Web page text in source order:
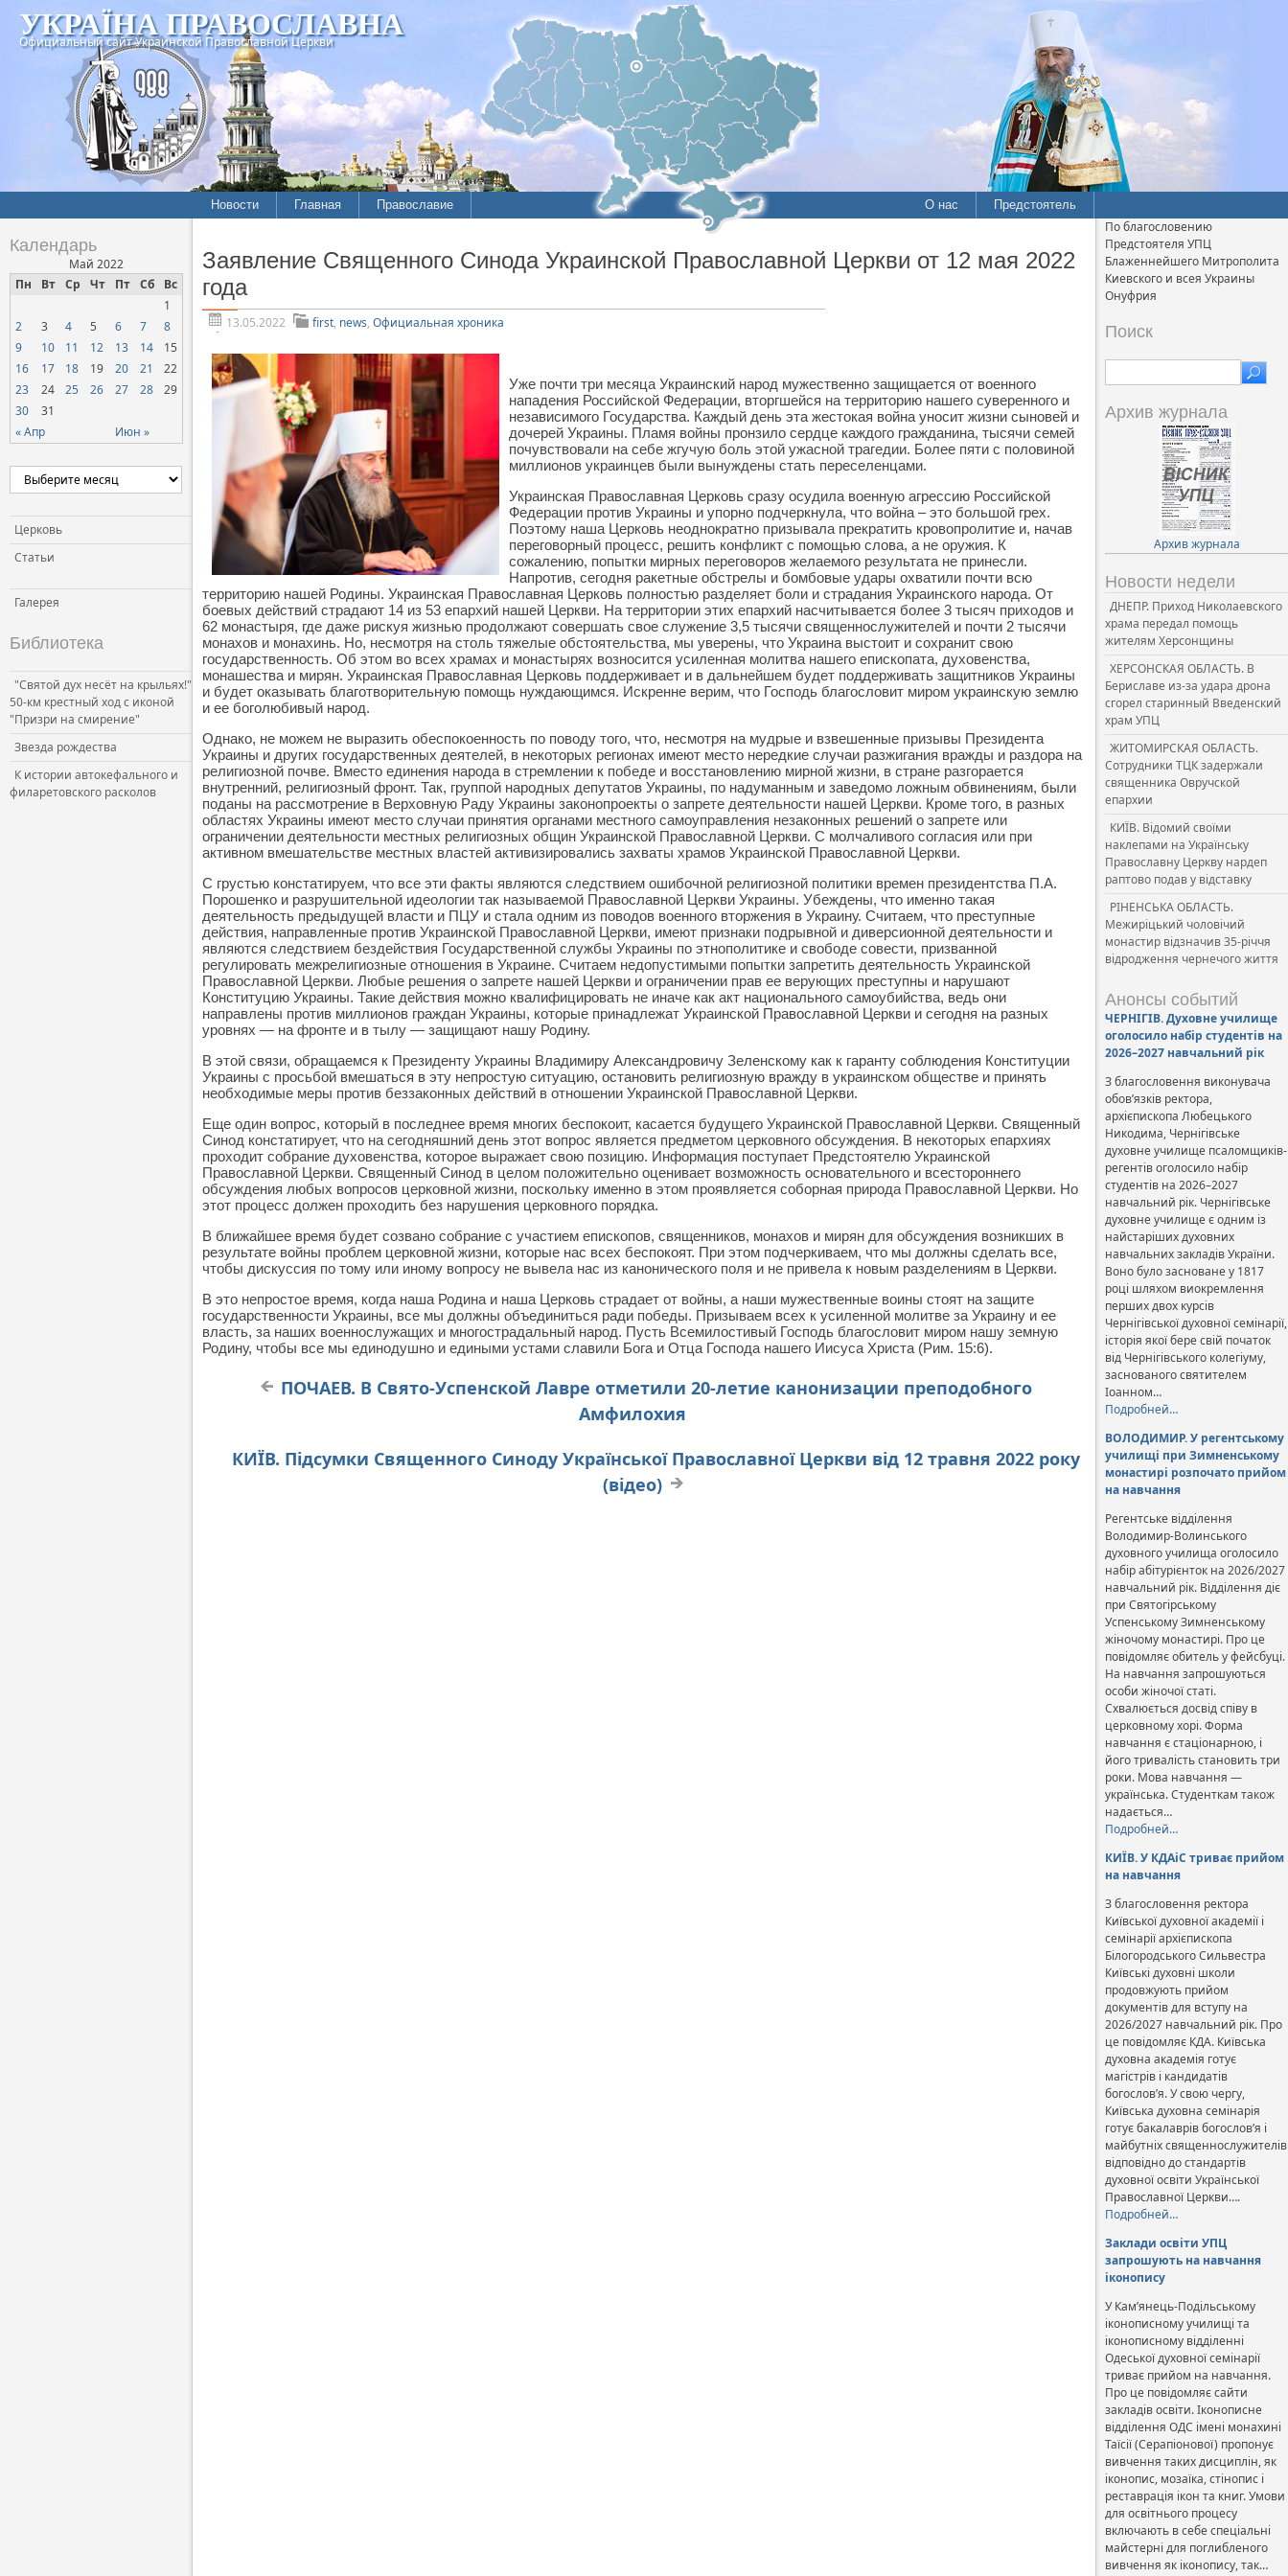
УКРАЇНА ПРАВОСЛАВНА
Официальный сайт Украинской Православной Церкви
Новости
Межконфессиональные
Нарушения прав
верующих
Официальная хроника
Расколы, ереси, секты
СОЦИАЛЬНОЕ
Церковь и власть
Церковь и общество
Церковь и СМИ
Главная Православие
История
Хроники
О нас Предстоятель
Календарь
Май 2022
Пн
Вт Ср Чт Пт Сб Вс
« Апр Июн »
1
2
3 4 5 6 7
8
9
10 11 12 13 14
15
16
17 18 19 20 21
22
23
24 25 26 27 28
29
30
31
Церковь
Статьи
Галерея
Библиотека
"Святой дух несёт на крыльях!"
50-км крестный ход с иконой
"Призри на смирение"
Звезда рождества
К истории автокефального и
филаретовского расколов
Заявление Священного Синода Украинской Православной Церкви от 12 мая 2022
года
13.05.2022 first, news, Официальная хроника
Уже почти три месяца Украинский народ мужественно защищается от военного
нападения Российской Федерации, вторгшейся на территорию нашего суверенного и
независимого Государства. Каждый день эта жестокая война уносит жизни сыновей и
дочерей Украины. Пламя войны пронзило сердце каждого гражданина, тысячи семей
почувствовали на себе жгучую боль этой ужасной трагедии. Более пяти с половиной
миллионов украинцев были вынуждены стать переселенцами.
Украинская Православная Церковь сразу осудила военную агрессию Российской
Федерации против Украины и упорно подчеркнула, что война – это большой грех.
Поэтому наша Церковь неоднократно призывала прекратить кровопролитие и, начав
переговорный процесс, решить конфликт с помощью слова, а не оружия. К
сожалению, попытки мирных переговоров желаемого результата не принесли.
Напротив, сегодня ракетные обстрелы и бомбовые удары охватили почти всю
территорию нашей Родины. Украинская Православная Церковь полностью разделяет боли и страдания Украинского народа. От
боевых действий страдают 14 из 53 епархий нашей Церкви. На территории этих епархий насчитывается более 3 тысяч приходов и
62 монастыря, где даже рискуя жизнью продолжают совершать свое служение 3,5 тысячи священнослужителей и почти 2 тысячи
монахов и монахинь. Но, несмотря на столь тяжелые обстоятельства, мы уверены, что Украина выстоит и сохранит свою
государственность. Об этом во всех храмах и монастырях возносится усиленная молитва нашего епископата, духовенства,
монашества и мирян. Украинская Православная Церковь поддерживает и в дальнейшем будет поддерживать защитников Украины
и будет оказывать благотворительную помощь нуждающимся. Искренне верим, что Господь благословит миром украинскую землю
и ее боголюбивый народ.
Однако, не можем не выразить обеспокоенность по поводу того, что, несмотря на мудрые и взвешенные призывы Президента
Украины и других государственных деятелей, в некоторых регионах имеют место нередкие случаи разжигания вражды и раздора на
религиозной почве. Вместо единения народа в стремлении к победе и восстановлению мирной жизни, в стране разгорается
внутренний, религиозный фронт. Так, группой народных депутатов Украины, по надуманным и заведомо ложным обвинениям, были
поданы на рассмотрение в Верховную Раду Украины законопроекты о запрете деятельности нашей Церкви. Кроме того, в разных
областях Украины имеют место случаи принятия органами местного самоуправления незаконных решений о запрете или
ограничении деятельности местных религиозных общин Украинской Православной Церкви. С молчаливого согласия или при
активном вмешательстве местных властей активизировались захваты храмов Украинской Православной Церкви.
С грустью констатируем, что все эти факты являются следствием ошибочной религиозной политики времен президентства П.А.
Порошенко и разрушительной идеологии так называемой Православной Церкви Украины. Убеждены, что именно такая
деятельность предыдущей власти и ПЦУ и стала одним из поводов военного вторжения в Украину. Считаем, что преступные
действия, направленные против Украинской Православной Церкви, имеют признаки подрывной и диверсионной деятельности и
являются следствием бездействия Государственной службы Украины по этнополитике и свободе совести, призванной
регулировать межрелигиозные отношения в Украине. Считаем недопустимыми попытки запретить деятельность Украинской
Православной Церкви. Любые решения о запрете нашей Церкви и ограничении прав ее верующих преступны и нарушают
Конституцию Украины. Такие действия можно квалифицировать не иначе как акт национального самоубийства, ведь они
направлены против миллионов граждан Украины, которые принадлежат Украинской Православной Церкви и сегодня на разных
уровнях — на фронте и в тылу — защищают нашу Родину.
В этой связи, обращаемся к Президенту Украины Владимиру Александровичу Зеленскому как к гаранту соблюдения Конституции
Украины с просьбой вмешаться в эту непростую ситуацию, остановить религиозную вражду в украинском обществе и принять
необходимые меры против беззаконных действий в отношении Украинской Православной Церкви.
Еще один вопрос, который в последнее время многих беспокоит, касается будущего Украинской Православной Церкви. Священный
Синод констатирует, что на сегодняшний день этот вопрос является предметом церковного обсуждения. В некоторых епархиях
проходит собрание духовенства, которое выражает свою позицию. Информация поступает Предстоятелю Украинской
Православной Церкви. Священный Синод в целом положительно оценивает возможность основательного и всестороннего
обсуждения любых вопросов церковной жизни, поскольку именно в этом проявляется соборная природа Православной Церкви. Но
этот процесс должен проходить без нарушения церковного порядка.
В ближайшее время будет созвано собрание с участием епископов, священников, монахов и мирян для обсуждения возникших в
результате войны проблем церковной жизни, которые нас всех беспокоят. При этом подчеркиваем, что мы должны сделать все,
чтобы дискуссия по тому или иному вопросу не вывела нас из канонического поля и не привела к новым разделениям в Церкви.
В это непростое время, когда наша Родина и наша Церковь страдает от войны, а наши мужественные воины стоят на защите
государственности Украины, все мы должны объединиться ради победы. Призываем всех к усиленной молитве за Украину и ее
власть, за наших военнослужащих и многострадальный народ. Пусть Всемилостивый Господь благословит миром нашу земную
Родину, чтобы все мы единодушно и едиными устами славили Бога и Отца Господа нашего Иисуса Христа (Рим. 15:6).
ПОЧАЕВ. В Свято-Успенской Лавре отметили 20-летие канонизации преподобного
Амфилохия
КИЇВ. Підсумки Священного Синоду Української Православної Церкви від 12 травня 2022 року
(відео)
По благословению
Предстоятеля УПЦ
Блаженнейшего Митрополита
Киевского и всея Украины
Онуфрия
Поиск
Архив журнала
Архив журнала
Новости недели
ДНЕПР. Приход Николаевского
храма передал помощь
жителям Херсонщины
ХЕРСОНСКАЯ ОБЛАСТЬ. В
Бериславе из-за удара дрона
сгорел старинный Введенский
храм УПЦ
ЖИТОМИРСКАЯ ОБЛАСТЬ.
Сотрудники ТЦК задержали
священника Овручской
епархии
КИЇВ. Відомий своїми
наклепами на Українську
Православну Церкву нардеп
раптово подав у відставку
РІНЕНСЬКА ОБЛАСТЬ.
Межиріцький чоловічий
монастир відзначив 35-річчя
відродження чернечого життя
Анонсы событий
ЧЕРНІГІВ. Духовне училище
оголосило набір студентів на
2026–2027 навчальний рік
З благословення виконувача
обов’язків ректора,
архієпископа Любецького
Никодима, Чернігівське
духовне училище псаломщиків-
регентів оголосило набір
студентів на 2026–2027
навчальний рік. Чернігівське
духовне училище є одним із
найстаріших духовних
навчальних закладів України.
Воно було засноване у 1817
році шляхом виокремлення
перших двох курсів
Чернігівської духовної семінарії,
історія якої бере свій початок
від Чернігівського колегіуму,
заснованого святителем
Іоанном…
Подробней…
ВОЛОДИМИР. У регентському
училищі при Зимненському
монастирі розпочато прийом
на навчання
Регентське відділення
Володимир-Волинського
духовного училища оголосило
набір абітурієнток на 2026/2027
навчальний рік. Відділення діє
при Святогірському
Успенському Зимненському
жіночому монастирі. Про це
повідомляє обитель у фейсбуці.
На навчання запрошуються
особи жіночої статі.
Схвалюється досвід співу в
церковному хорі. Форма
навчання є стаціонарною, і
його тривалість становить три
роки. Мова навчання —
українська. Студенткам також
надається…
Подробней…
КИЇВ. У КДАіС триває прийом
на навчання
З благословення ректора
Київської духовної академії і
семінарії архієпископа
Білогородського Сильвестра
Київські духовні школи
продовжують прийом
документів для вступу на
2026/2027 навчальний рік. Про
це повідомляє КДА. Київська
духовна академія готує
магістрів і кандидатів
богослов’я. У свою чергу,
Київська духовна семінарія
готує бакалаврів богослов’я і
майбутніх священнослужителів
відповідно до стандартів
духовної освіти Української
Православної Церкви….
Подробней…
Заклади освіти УПЦ
запрошують на навчання
іконопису
У Кам’янець-Подільському
іконописному училищі та
іконописному відділенні
Одеської духовної семінарії
триває прийом на навчання.
Про це повідомляє сайти
закладів освіти. Іконописне
відділення ОДС імені монахині
Таїсії (Серапіонової) пропонує
вивчення таких дисциплін, як
іконопис, мозаїка, стінопис і
реставрація ікон та книг. Умови
для освітнього процесу
включають в себе спеціальні
майстерні для поглибленого
вивчення як іконопису, так…